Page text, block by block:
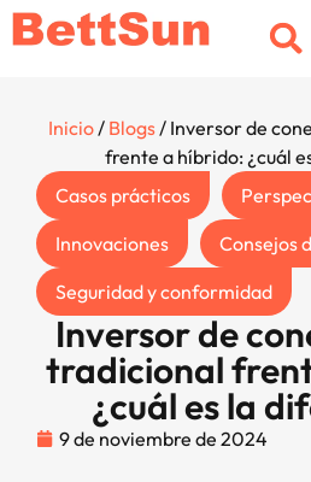
Inicio/ Blogs/ Inversor de
frente a híbrido: ¿cuál
Casos prácticos
Innovaciones
Consejos
Seguridad y conformidad
Inversor de
tradicional
¿cuál es la
9 de noviembre de 2024